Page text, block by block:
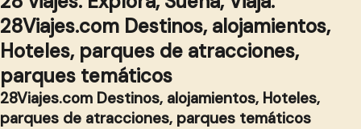
28Viajes.com Destinos, alojamientos,
Hoteles, parques de atracciones,
parques temáticos
28Viajes.com Destinos, alojamientos, Hoteles,
parques de atracciones, parques temáticos